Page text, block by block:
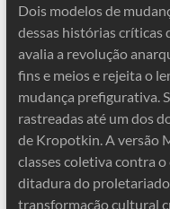
Dois modelos de
dessas histórias críticas
avalia a revolução
fins e meios e rejeita o
mudança prefigurativa.
rastreadas até um dos
de Kropotkin. A versão
classes coletiva contra
ditadura do
transformação cultural